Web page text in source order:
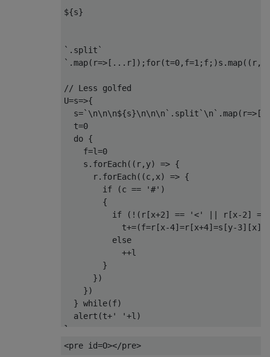
${s}
`. split `
`.map( r=>[... r]); for(t=0, f=1 ; f;)s .map(( r,
// Less golfed
U=s=>{
  s
=` \n\n\n${s}\n\n\n `. split ` \n `.map( r
  t
=0
do {
    f
=l=0
    s
. forEach (( r, y) => {
      r
. forEach ((c , x) => {
if
(c == '#' )
{
if
(!( r [x+2] == '<' r [x-2]
==
            t
+=(f=r [x-4]=r [x+4]=s [y-3][x]=
else
++l
}
})
})
} while(f)
  alert
(t+' '+l )
}
<pre id=O></pre>